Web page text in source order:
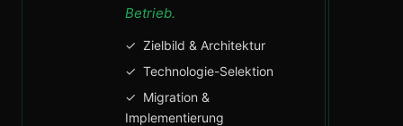
Betrieb.
✓ Zielbild & Architektur
✓ Technologie-Selektion
✓ Migration &
Implementierung